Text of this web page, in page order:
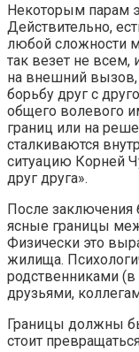
Некоторым парам
Действительно,
любой сложности
так везет не
на внешний вызов,
борьбу друг с
общего волевого
границ или на
сталкиваются
ситуацию Корней
друг друга».
После заключения
ясные границы
Физически это
жилища.
родственниками
друзьями,
Границы должны
стоит